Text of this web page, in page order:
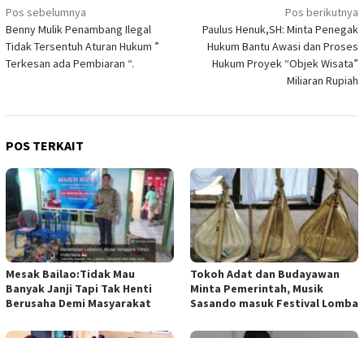
Navigasi
pos
Pos sebelumnya
Benny Mulik Penambang Ilegal
Tidak Tersentuh Aturan Hukum ”
Terkesan ada Pembiaran “.
Pos berikutnya
Paulus Henuk,SH: Minta Penegak
Hukum Bantu Awasi dan Proses
Hukum Proyek “Objek Wisata”
Miliaran Rupiah
POS TERKAIT
Mesak Bailao:Tidak Mau
Banyak Janji Tapi Tak Henti
Berusaha Demi Masyarakat
Tokoh Adat dan Budayawan
Minta Pemerintah, Musik
Sasando masuk Festival Lomba